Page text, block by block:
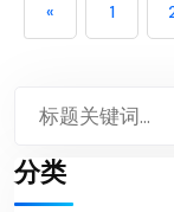
« 1
分类